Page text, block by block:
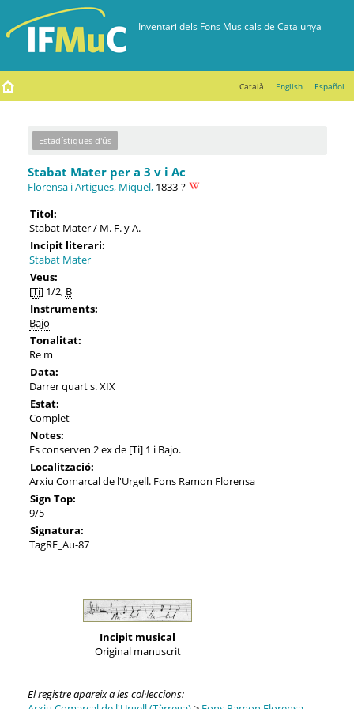
Català English Español
Estadístiques d'ús
Stabat Mater per a 3 v i Ac
Florensa i Artigues, Miquel,1833-?
Títol:
Stabat Mater / M. F. y A.
Incipit literari:
Stabat Mater
Veus:
[Ti] 1/2, B
Instruments:
Bajo
Tonalitat:
Re m
Data:
Darrer quart s. XIX
Estat:
Complet
Notes:
Es conserven 2 ex de [Ti] 1 i Bajo.
Localització:
Arxiu Comarcal de l'Urgell. Fons Ramon Florensa
Sign Top:
9/5
Signatura:
TagRF_Au-87
Incipit musical
Original manuscrit
El registre apareix a les col·leccions: